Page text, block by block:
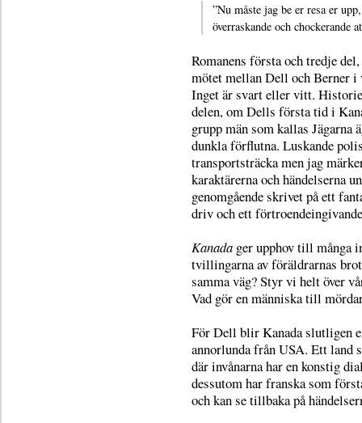
”Nu måste jag be er resa er
överraskande och chockerande
Romanens första och tredje
mötet mellan Dell och Berner i
Inget är svart eller vitt.
delen, om Dells första tid i
grupp män som kallas Jägarna
dunkla förflutna. Luskande
transportsträcka men jag
karaktärerna och händelserna
genomgående skrivet på ett
driv och ett
Kanada ger upphov till många
tvillingarna av föräldrarnas
samma väg? Styr vi helt över
Vad gör en människa till
För Dell blir Kanada slutligen
annorlunda från USA. Ett land
där invånarna har en konstig
dessutom har franska som
och kan se tillbaka på